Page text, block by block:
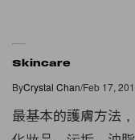
Skincare
ByCrystal Chan/Feb 17,
最基本的護膚方法